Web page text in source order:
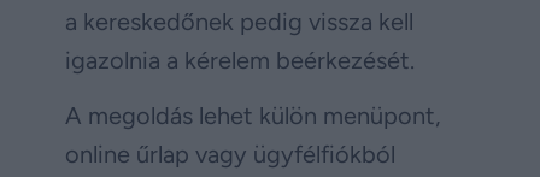
a kereskedőnek pedig vissza kell
igazolnia a kérelem beérkezését.
A megoldás lehet külön menüpont,
online űrlap vagy ügyfélfiókból